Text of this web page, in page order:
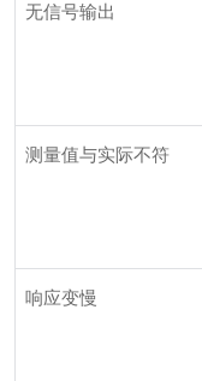
无信号输出
测量值与实际不符
响应变慢